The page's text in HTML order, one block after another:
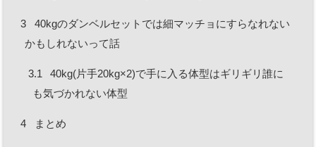
3
40kgのダンベルセットでは細マッチョにすらなれない
かもしれないって話
3.1
40kg(片手20kg×2)で手に入る体型はギリギリ誰に
も気づかれない体型
4 まとめ